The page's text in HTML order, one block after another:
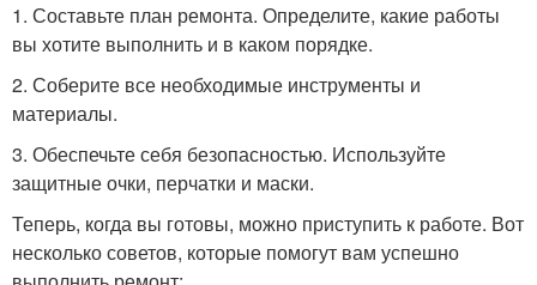
1. Составьте план ремонта. Определите, какие работы
вы хотите выполнить и в каком порядке.
2. Соберите все необходимые инструменты и
материалы.
3. Обеспечьте себя безопасностью. Используйте
защитные очки, перчатки и маски.
Теперь, когда вы готовы, можно приступить к работе. Вот
несколько советов, которые помогут вам успешно